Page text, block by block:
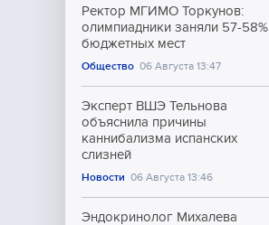
Ректор МГИМО Торкунов:
олимпиадники заняли 57-58%
бюджетных мест
Общество 06 Августа 13:47
Эксперт ВШЭ Тельнова
объяснила причины
каннибализма испанских
слизней
Новости 06 Августа 13:46
Эндокринолог Михалева